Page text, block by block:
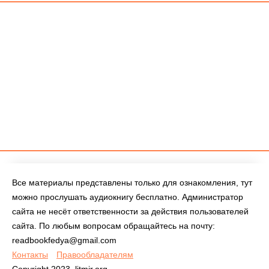
Все материалы представлены только для ознакомления, тут
можно прослушать аудиокнигу бесплатно. Администратор
сайта не несёт ответственности за действия пользователей
сайта. По любым вопросам обращайтесь на почту:
readbookfedya@gmail.com
Контакты
Правообладателям